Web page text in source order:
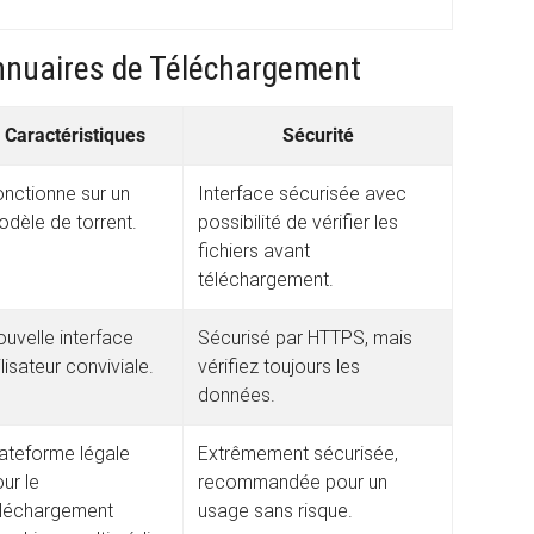
de Téléchargement
Caractéristiques Sécurité
sur un
de torrent.
Interface sécurisée avec
possibilité de vérifier les
fichiers avant
téléchargement.
interface
conviviale.
Sécurisé par HTTPS, mais
vérifiez toujours les
données.
légale
le
Extrêmement sécurisée,
recommandée pour un
usage sans risque.